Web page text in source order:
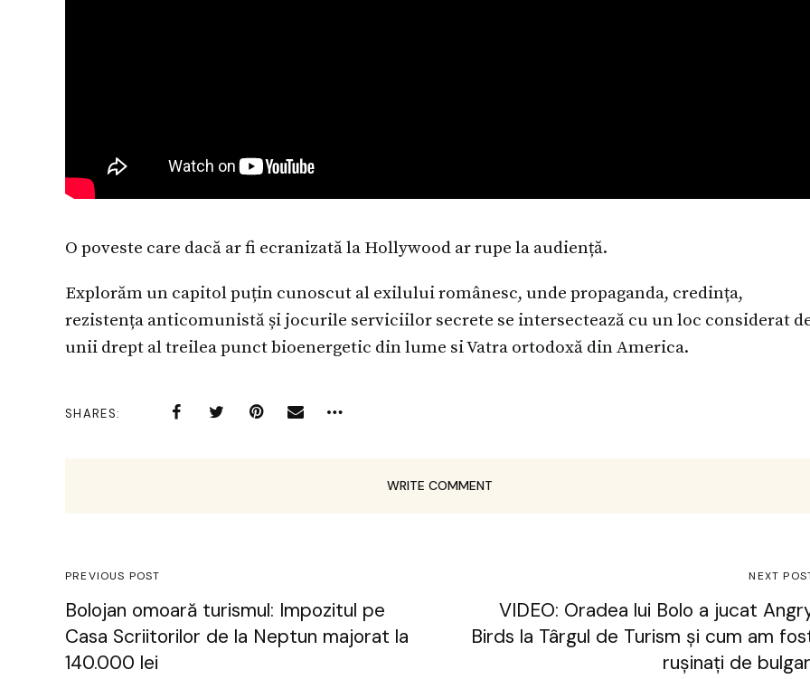
O poveste care dacă ar fi ecranizată la Hollywood ar rupe la audiență.
Explorăm un capitol puțin cunoscut al exilului românesc, unde propaganda, credința,
rezistența anticomunistă și jocurile serviciilor secrete se intersectează cu un loc considerat
unii drept al treilea punct bioenergetic din lume si Vatra ortodoxă din America.
SHARES
WRITE COMMENT
PREVIOUS POST
Bolojan omoară turismul: Impozitul pe
Casa Scriitorilor de la Neptun majorat la
140.000 lei
NEXT
VIDEO: Oradea lui Bolo a jucat
Birds la Târgul de Turism și cum am
rușinați de